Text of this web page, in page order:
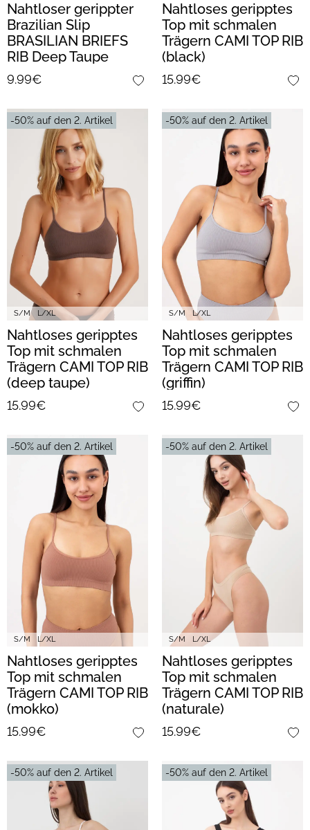
Nahtloser gerippter
Brazilian Slip
BRASILIAN BRIEFS
RIB Deep Taupe
(Braun)
9.99€
Nahtloses geripptes
Top mit schmalen
Trägern CAMI TOP RIB
(black)
15.99€
S/M L/XL
-50% auf den 2. Artikel
Nahtloses geripptes
Top mit schmalen
Trägern CAMI TOP RIB
(deep taupe)
15.99€
S/M L/XL
-50% auf den 2. Artikel
Nahtloses geripptes
Top mit schmalen
Trägern CAMI TOP RIB
(griffin)
15.99€
S/M L/XL
-50% auf den 2. Artikel
Nahtloses geripptes
Top mit schmalen
Trägern CAMI TOP RIB
(mokko)
15.99€
S/M L/XL
-50% auf den 2. Artikel
Nahtloses geripptes
Top mit schmalen
Trägern CAMI TOP RIB
(naturale)
15.99€
-50% auf den 2. Artikel -50% auf den 2. Artikel